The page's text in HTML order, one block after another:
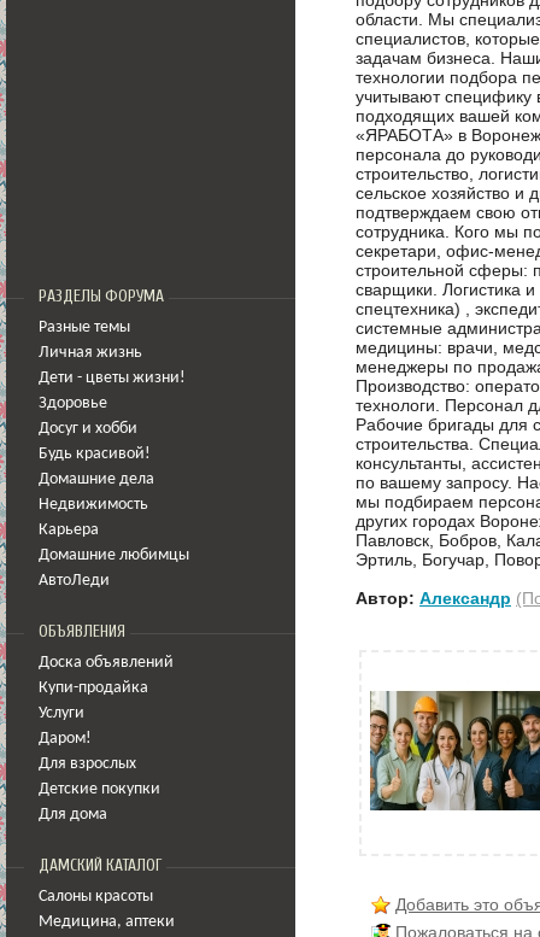
РАЗДЕЛЫ ФОРУМА
Разные темы
Личная жизнь
Дети - цветы жизни!
Здоровье
Досуг и хобби
Будь красивой!
Домашние дела
Недвижимость
Карьера
Домашние любимцы
АвтоЛеди
ОБЪЯВЛЕНИЯ
Доска объявлений
Купи-продайка
Услуги
Даром!
Для взрослых
Детские покупки
Для дома
ДАМСКИЙ КАТАЛОГ
Салоны красоты
Медицина, аптеки
области. Мы
специалистов,
задачам бизнеса.
технологии подбора
учитывают специфику
подходящих вашей
«ЯРАБОТА» в
персонала до
строительство,
сельское хозяйство и
подтверждаем свою
сотрудника. Кого мы
секретари, офис-
строительной сферы:
сварщики. Логистика
спецтехника) ,
системные
медицины: врачи,
менеджеры по
Производство:
технологи. Персонал
Рабочие бригады для
строительства.
консультанты,
по вашему запросу.
мы подбираем
других городах
Павловск, Бобров,
Эртиль, Богучар,
Автор: Александр
Добавить это
Пожаловаться